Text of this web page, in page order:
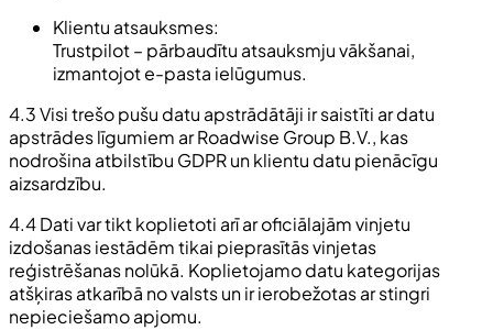
Klientu atsauksmes:
Trustpilot – pārbaudītu atsauksmju vākšanai,
izmantojot e-pasta ielūgumus.
4.3 Visi trešo pušu datu apstrādātāji ir saistīti ar datu
apstrādes līgumiem ar Roadwise Group B.V., kas
nodrošina atbilstību GDPR un klientu datu pienācīgu
aizsardzību.
4.4 Dati var tikt koplietoti arī ar oficiālajām vinjetu
izdošanas iestādēm tikai pieprasītās vinjetas
reģistrēšanas nolūkā. Koplietojamo datu kategorijas
atšķiras atkarībā no valsts un ir ierobežotas ar stingri
nepieciešamo apjomu.